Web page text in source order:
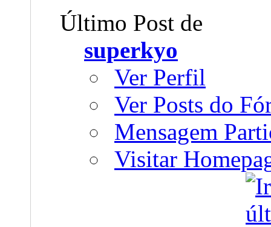
Último Post de
superkyo
Ver Perfil
Ver Posts do
Mensagem
Visitar